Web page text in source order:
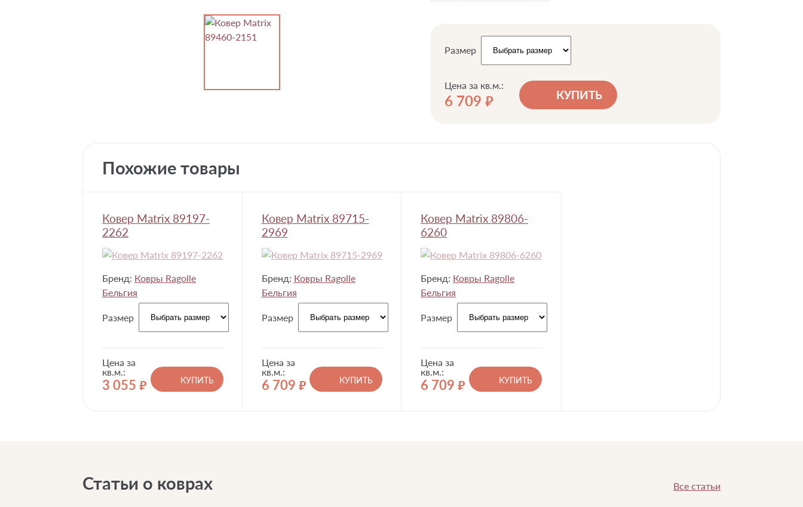
Размер
Цена за кв.м.:
6 709 руб. КУПИТЬ
Похожие товары
Ковер Matrix 89197-
2262
Бренд: Ковры Ragolle
Бельгия
Размер
Цена за
кв.м.:
3 055 руб.
КУПИТЬ
Ковер Matrix 89715-
2969
Бренд: Ковры Ragolle
Бельгия
Размер
Цена за
кв.м.:
6 709 руб.
КУПИТЬ
Ковер Matrix 89806-
6260
Бренд: Ковры Ragolle
Бельгия
Размер
Цена за
кв.м.:
6 709 руб.
КУПИТЬ
Статьи о коврах Все статьи